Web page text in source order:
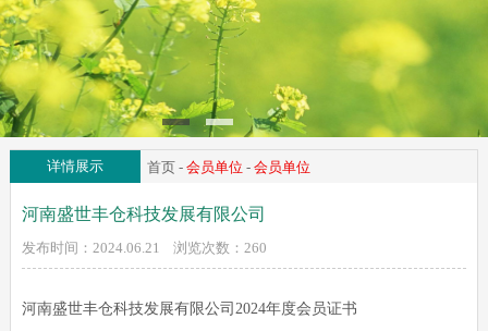
详情展示 首页- 会员单位 - 会员单位
河南盛世丰仓科技发展有限公司
发布时间：2024.06.21 浏览次数： 260
河南盛世丰仓科技发展有限公司2024年度会员证书